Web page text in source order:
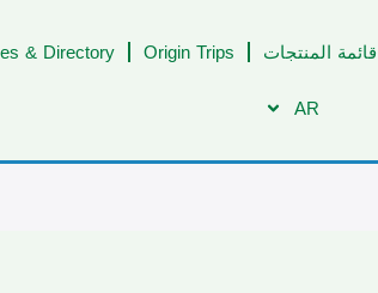
قائمة المنتجات Origin Trips
& Directory
AR